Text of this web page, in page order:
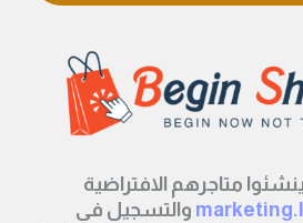
متاجرهم الافتراضية
والتسجيل في